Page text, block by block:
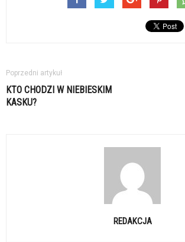
Poprzedni artykuł
KTO CHODZI W NIEBIESKIM
KASKU?
REDAKCJA